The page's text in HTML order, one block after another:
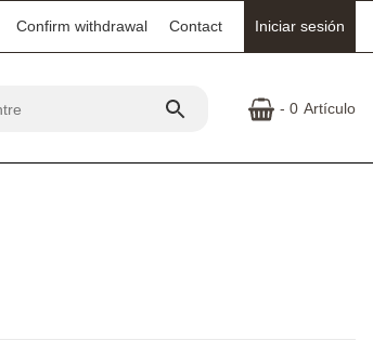
Confirm withdrawal Contact Iniciar sesión
- 0 Artículo